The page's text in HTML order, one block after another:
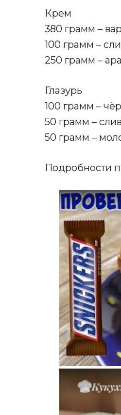
Крем
380 грамм –
100 грамм –
250 грамм –
Глазурь
100 грамм –
50 грамм –
50 грамм –
Подробности